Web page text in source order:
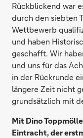
Rückblickend war
durch den siebten
Wettbewerb
und haben
geschafft. Wir
und uns für das
in der Rückrunde
längere Zeit nicht
grundsätzlich mit
Mit Dino
Eintracht, der